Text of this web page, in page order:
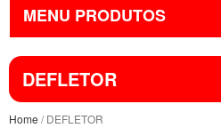
MENU PRODUTOS
DEFLETOR
Home / DEFLETOR